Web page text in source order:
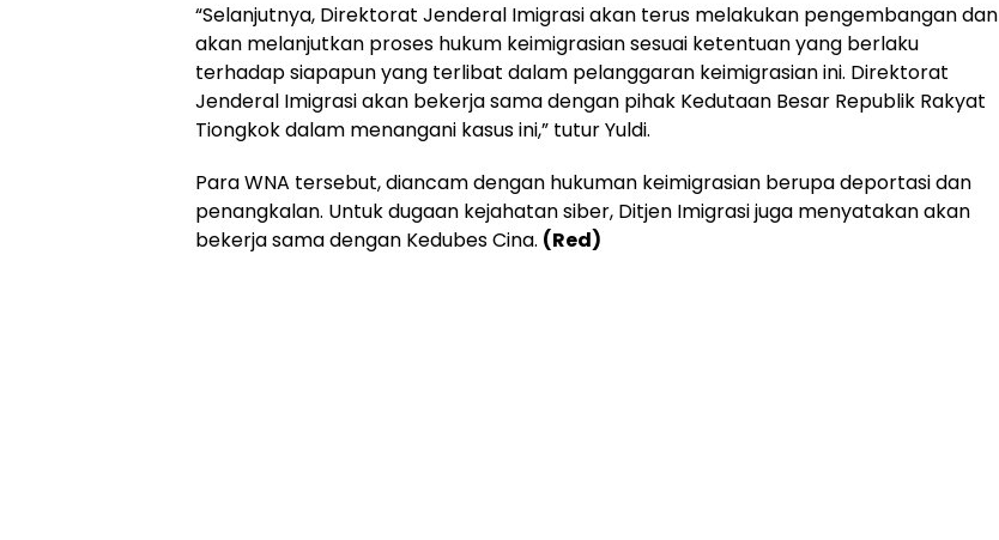
“Selanjutnya, Direktorat Jenderal Imigrasi akan terus melakukan pengembangan dan
akan melanjutkan proses hukum keimigrasian sesuai ketentuan yang berlaku
terhadap siapapun yang terlibat dalam pelanggaran keimigrasian ini. Direktorat
Jenderal Imigrasi akan bekerja sama dengan pihak Kedutaan Besar Republik Rakyat
Tiongkok dalam menangani kasus ini,” tutur Yuldi.
Para WNA tersebut, diancam dengan hukuman keimigrasian berupa deportasi dan
penangkalan. Untuk dugaan kejahatan siber, Ditjen Imigrasi juga menyatakan akan
bekerja sama dengan Kedubes Cina. (Red)